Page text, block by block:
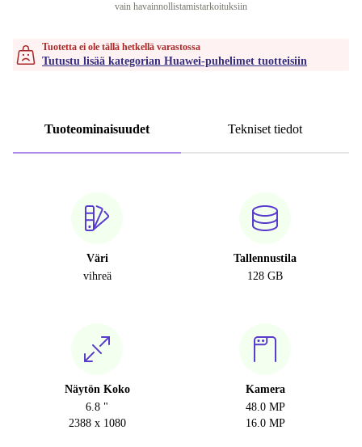
vain havainnollistamistarkoituksiin
Tuotetta ei ole tällä hetkellä varastossa
Tutustu lisää kategorian Huawei-puhelimet tuotteisiin
Tuoteominaisuudet Tekniset tiedot
Väri
vihreä
Tallennustila
128 GB
Näytön Koko
6.8 "
2388 x 1080
Kamera
48.0 MP
16.0 MP